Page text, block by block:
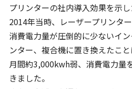
プリンターの社内導入効果を示し
2014年当時、レーザープリンタ
消費電力量が圧倒的に少ないイ
ンター、複合機に置き換えたこ
月間約3,000kwh弱、消費電力量
きました。